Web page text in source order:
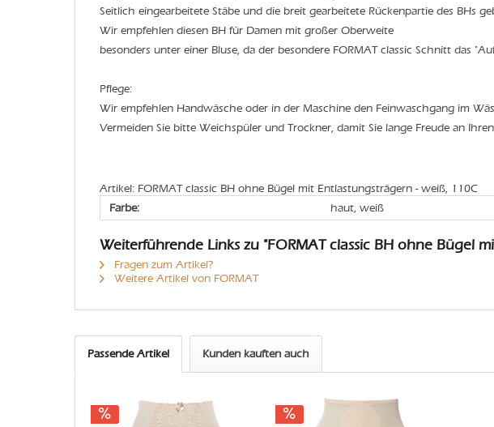
Seitlich eingearbeitete Stäbe und die breit gearbeitete Rückenpartie des BHs
Wir empfehlen diesen BH für Damen mit großer Oberweite
besonders unter einer Bluse, da der besondere FORMAT classic Schnitt das
Pflege:
Wir empfehlen Handwäsche oder in der Maschine den Feinwaschgang im
Vermeiden Sie bitte Weichspüler und Trockner, damit Sie lange Freude an
Artikel: FORMAT classic BH ohne Bügel mit Entlastungsträgern - weiß, 110C
Farbe:
haut, weiß
Weiterführende Links zu "FORMAT classic BH ohne Bügel
Fragen zum Artikel?
Weitere Artikel von FORMAT
Passende Artikel Kunden kauften auch